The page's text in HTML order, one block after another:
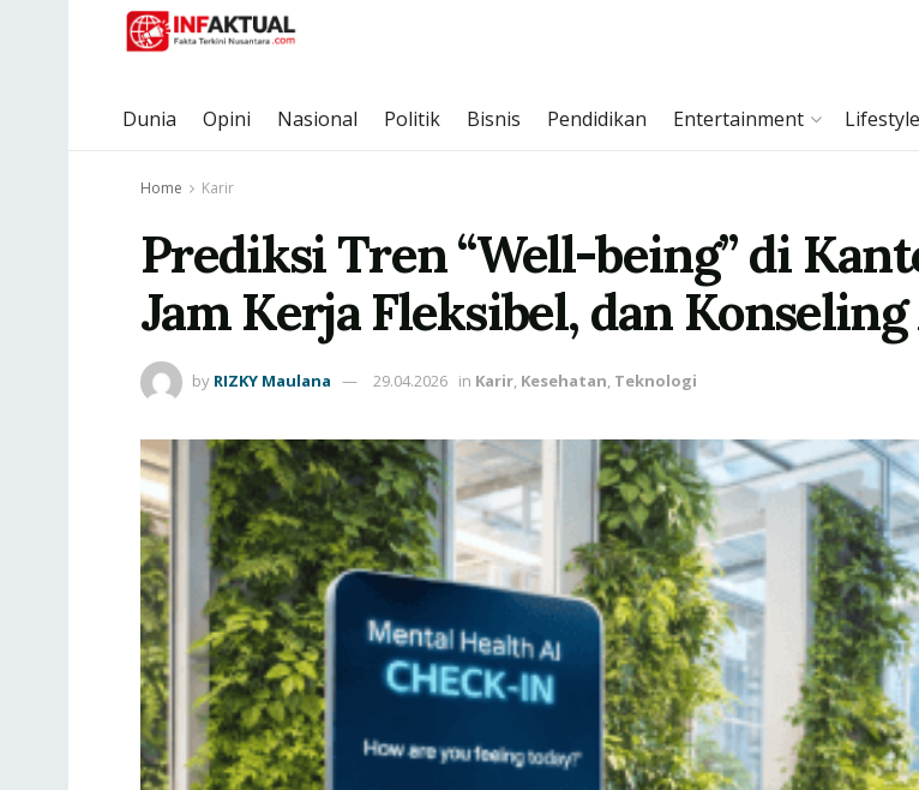
Dunia Opini Nasional Politik Bisnis Pendidikan Entertainment Lifestyle
Home Karir
Prediksi Tren “Well-being” di
Jam Kerja Fleksibel, dan
by RIZKY Maulana 29.04.2026 in Karir, Kesehatan, Teknologi